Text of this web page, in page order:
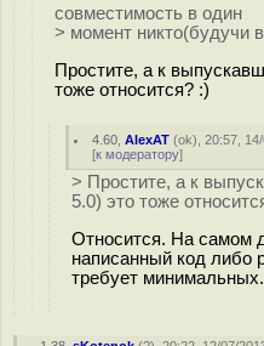
совместимость в один
> момент никто(будучи
Простите, а к
тоже относится? :)
4.60 ,AlexAT (ok), 20:57,
[к модератору]
> Простите, а к
5.0) это тоже
Относится. На самом
написанный код либо
требует